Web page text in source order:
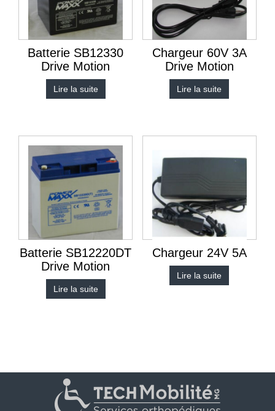
Batterie SB12330
Drive Motion
Lire la suite
Chargeur 60V 3A
Drive Motion
Lire la suite
Batterie SB12220DT
Drive Motion
Lire la suite
Chargeur 24V 5A
Lire la suite